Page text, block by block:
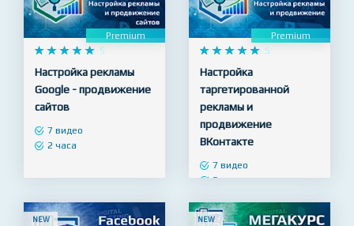
NEW
Premium
    
     5
Google - продвижение
сайтов
NEW
    
     5
Настройка
таргетированной
продвижение
7 видео